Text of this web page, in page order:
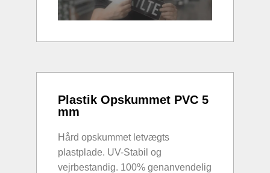
Plastik Opskummet PVC 5
mm
Hård opskummet letvægts
plastplade. UV-Stabil og
vejrbestandig. 100% genanvendelig